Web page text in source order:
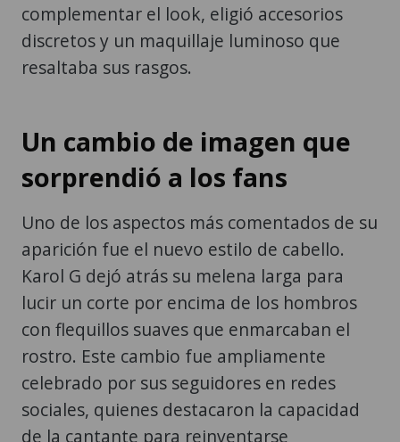
complementar el look, eligió accesorios
discretos y un maquillaje luminoso que
resaltaba sus rasgos.
Un cambio de imagen que
sorprendió a los fans
Uno de los aspectos más comentados de su
aparición fue el nuevo estilo de cabello.
Karol G dejó atrás su melena larga para
lucir un corte por encima de los hombros
con flequillos suaves que enmarcaban el
rostro. Este cambio fue ampliamente
celebrado por sus seguidores en redes
sociales, quienes destacaron la capacidad
de la cantante para reinventarse